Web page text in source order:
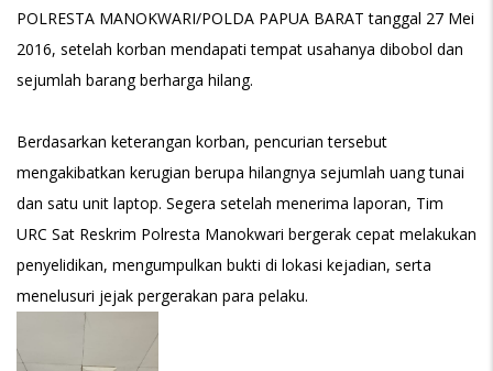
POLRESTA MANOKWARI/POLDA PAPUA BARAT tanggal 27 Mei
2016, setelah korban mendapati tempat usahanya dibobol dan
sejumlah barang berharga hilang.
Berdasarkan keterangan korban, pencurian tersebut
mengakibatkan kerugian berupa hilangnya sejumlah uang tunai
dan satu unit laptop. Segera setelah menerima laporan, Tim
URC Sat Reskrim Polresta Manokwari bergerak cepat melakukan
penyelidikan, mengumpulkan bukti di lokasi kejadian, serta
menelusuri jejak pergerakan para pelaku.